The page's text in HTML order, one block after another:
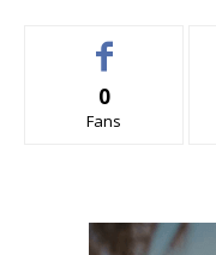
0
Fans